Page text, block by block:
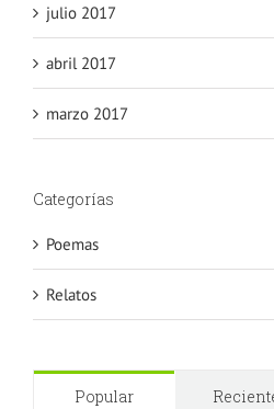
julio 2017
abril 2017
marzo 2017
Categorías
Poemas
Relatos
Popular